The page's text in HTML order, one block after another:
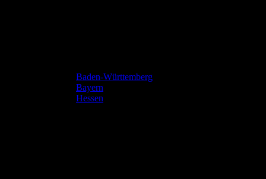
Baden-Württemberg
Bayern
Hessen